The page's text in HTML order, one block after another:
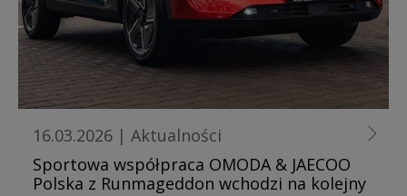
16.03.2026 | Aktualności
Sportowa współpraca OMODA & JAECOO
Polska z Runmageddon wchodzi na kolejny